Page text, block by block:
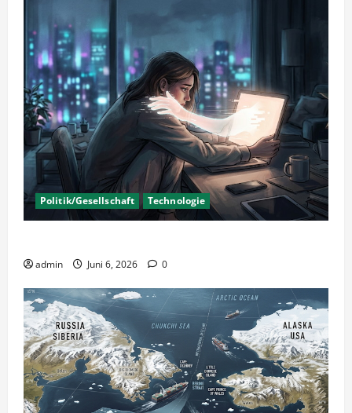
Politik/Gesellschaft Technologie
admin Juni 6, 2026 0